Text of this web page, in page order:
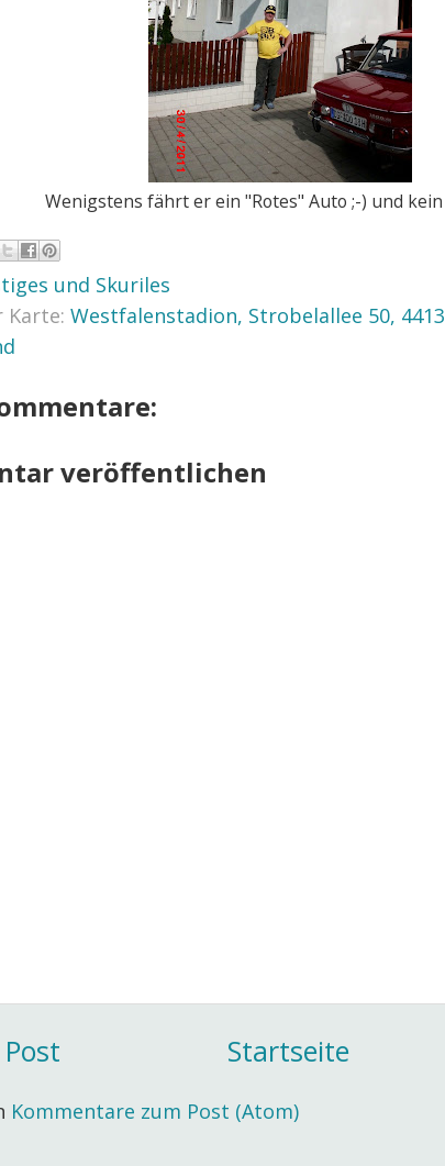
Wenigstens fährt er ein "Rotes" Auto ;-) und kein
und Skuriles
Karte: Westfalenstadion, Strobelallee 50,
veröffentlichen
Startseite
Kommentare zum Post (Atom)